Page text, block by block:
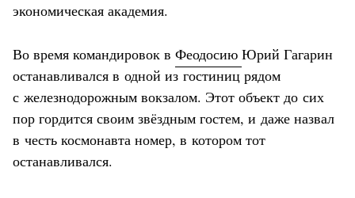
экономическая академия.
Во время командировок в Феодосию Юрий Гагарин
останавливался в одной из гостиниц рядом
с железнодорожным вокзалом. Этот объект до сих
пор гордится своим звёздным гостем, и даже назвал
в честь космонавта номер, в котором тот
останавливался.